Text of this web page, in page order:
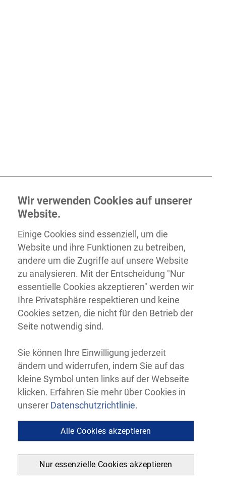
Wir verwenden Cookies auf unserer
Website.
Einige Cookies sind essenziell, um die
Website und ihre Funktionen zu betreiben,
andere um die Zugriffe auf unsere Website
zu analysieren. Mit der Entscheidung "Nur
essentielle Cookies akzeptieren" werden wir
Ihre Privatsphäre respektieren und keine
Cookies setzen, die nicht für den Betrieb der
Seite notwendig sind.
Sie können Ihre Einwilligung jederzeit
ändern und widerrufen, indem Sie auf das
kleine Symbol unten links auf der Webseite
klicken. Erfahren Sie mehr über Cookies in
unserer Datenschutzrichtlinie.
Alle Cookies akzeptieren
Nur essenzielle Cookies akzeptieren